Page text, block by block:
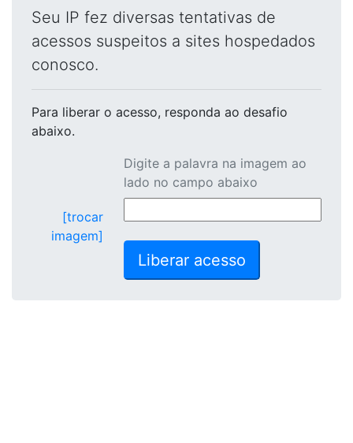
Seu IP fez diversas tentativas de
acessos suspeitos a sites hospedados
conosco.
Para liberar o acesso, responda ao desafio
abaixo.
[trocar
imagem]
Digite a palavra na imagem ao
lado no campo abaixo